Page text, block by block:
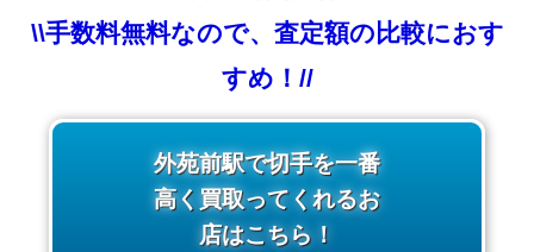
\\手数料無料なので、査定額の比較におす
すめ！//
外苑前駅で切手を一番
高く買取ってくれるお
店はこちら！